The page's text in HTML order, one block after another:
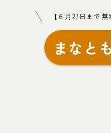
【６月27日まで
まなと